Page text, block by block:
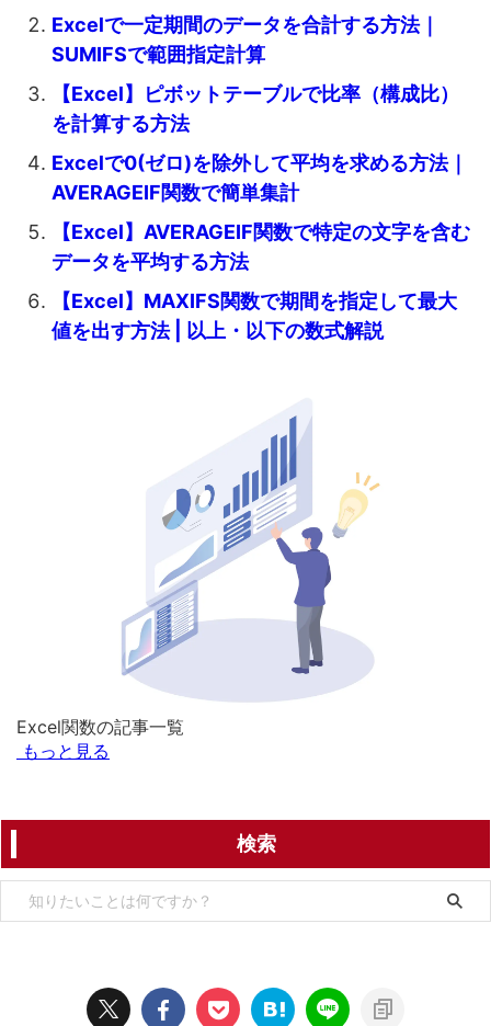
Excelで一定期間のデータを合計する方法｜
SUMIFSで範囲指定計算
【Excel】ピボットテーブルで比率（構成比）
を計算する方法
Excelで0(ゼロ)を除外して平均を求める方法｜
AVERAGEIF関数で簡単集計
【Excel】AVERAGEIF関数で特定の文字を含む
データを平均する方法
【Excel】MAXIFS関数で期間を指定して最大
値を出す方法 | 以上・以下の数式解説
Excel関数の記事一覧
もっと見る
検索